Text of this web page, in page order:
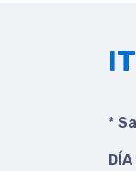
*
DÍA